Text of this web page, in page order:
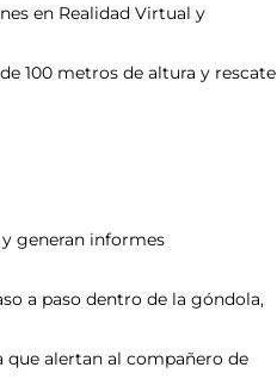
en Realidad Virtual y
100 metros de altura y rescate
generan informes
a paso dentro de la góndola,
alertan al compañero de